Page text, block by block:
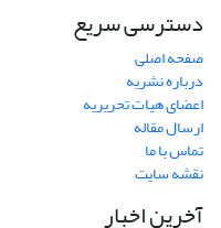
دسترسی سریع
صفحه اصلی
درباره نشریه
اعضای هیات تحریریه
ارسال مقاله
تماس با ما
نقشه سایت
آخرین اخبار